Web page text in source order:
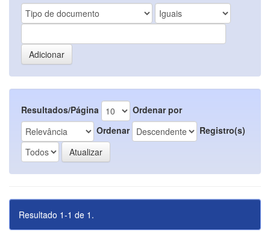
Resultados/Página
Ordenar por
Ordenar
Registro(s)
Resultado 1-1 de 1.